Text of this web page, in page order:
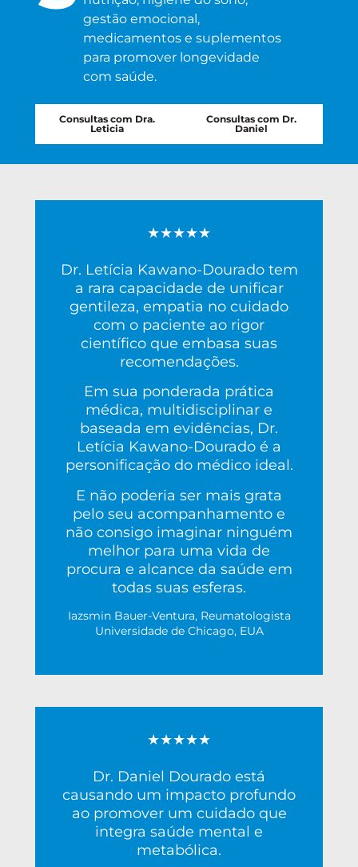
gestão emocional,
medicamentos e suplementos
para promover longevidade
com saúde.
Consultas com Dra.
Leticia
Consultas com Dr.
Daniel
★★★★★
Dr. Letícia Kawano-Dourado tem
a rara capacidade de unificar
gentileza, empatia no cuidado
com o paciente ao rigor
científico que embasa suas
recomendações.
Em sua ponderada prática
médica, multidisciplinar e
baseada em evidências, Dr.
Letícia Kawano-Dourado é a
personificação do médico ideal.
E não poderia ser mais grata
pelo seu acompanhamento e
não consigo imaginar ninguém
melhor para uma vida de
procura e alcance da saúde em
todas suas esferas.
Iazsmin Bauer-Ventura, Reumatologista
Universidade de Chicago, EUA
★★★★★
Dr. Daniel Dourado está
causando um impacto profundo
ao promover um cuidado que
integra saúde mental e
metabólica.